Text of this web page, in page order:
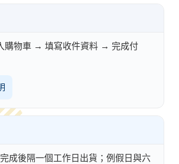
購物車 → 填寫收件資料 → 完成付
成後隔一個工作日出貨；例假日與六